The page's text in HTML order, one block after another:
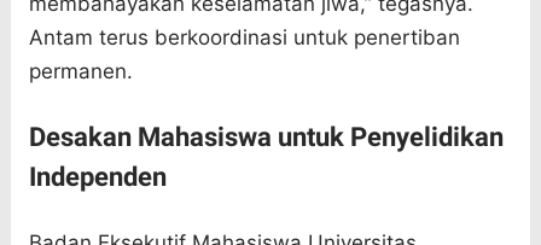
Antam terus berkoordinasi untuk penertiban
permanen.
Desakan Mahasiswa untuk Penyelidikan
Independen